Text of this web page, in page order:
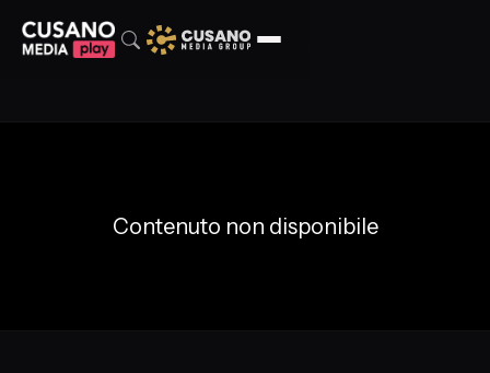
Contenuto non disponibile